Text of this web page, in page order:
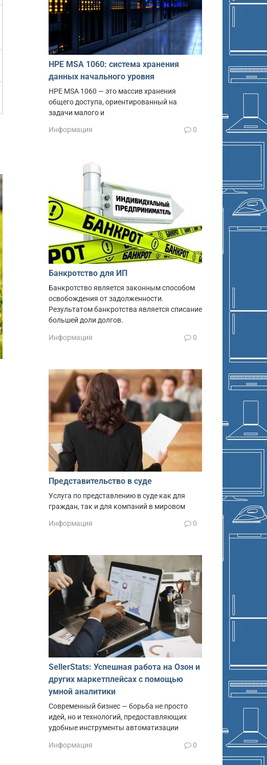
HPE MSA 1060: система хранения
данных начального уровня
HPE MSA 1060 — это массив хранения
общего доступа, ориентированный на
задачи малого и
Информация 0
Банкротство для ИП
Банкротство является законным способом
освобождения от задолженности.
Результатом банкротства является списание
большей доли долгов.
Информация 0
Представительство в суде
Услуга по представлению в суде как для
граждан, так и для компаний в мировом
Информация 0
SellerStats: Успешная работа на Озон и
других маркетплейсах с помощью
умной аналитики
Современный бизнес — борьба не просто
идей, но и технологий, предоставляющих
удобные инструменты автоматизации
Информация 0